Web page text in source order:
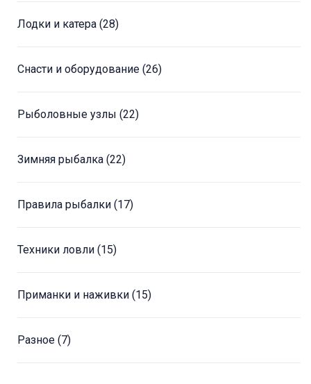
Лодки и катера (28)
Снасти и оборудование (26)
Рыболовные узлы (22)
Зимняя рыбалка (22)
Правила рыбалки (17)
Техники ловли (15)
Приманки и наживки (15)
Разное (7)